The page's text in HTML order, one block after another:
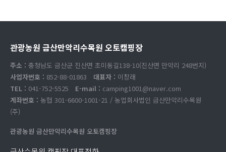
관광농원 금산만악리수목원 오토캠핑장
주소 : 충청남도 금산군 진산면 초미동길138-10(진산면 만악리 248번지)
사업자번호 : 852-88-01863 대표자 : 이창래
TEL : 041-752-5525 E-mail : camping1001@naver.com
계좌번호 : 농협 301-6600-1001-21 / 농업회사법인 금산만악리수목원
(주)
관광농원 금산만악리수목원 오토캠핑장